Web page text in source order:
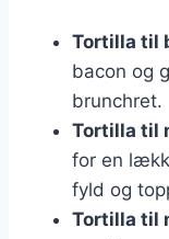
Tortilla til
bacon og
brunchret.
Tortilla til
for en
fyld og
Tortilla til